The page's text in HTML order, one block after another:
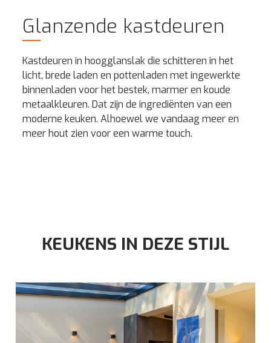
Glanzende kastdeuren
Kastdeuren in hoogglanslak die schitteren in het
licht, brede laden en pottenladen met ingewerkte
binnenladen voor het bestek, marmer en koude
metaalkleuren. Dat zijn de ingrediënten van een
moderne keuken. Alhoewel we vandaag meer en
meer hout zien voor een warme touch.
KEUKENS IN DEZE STIJL